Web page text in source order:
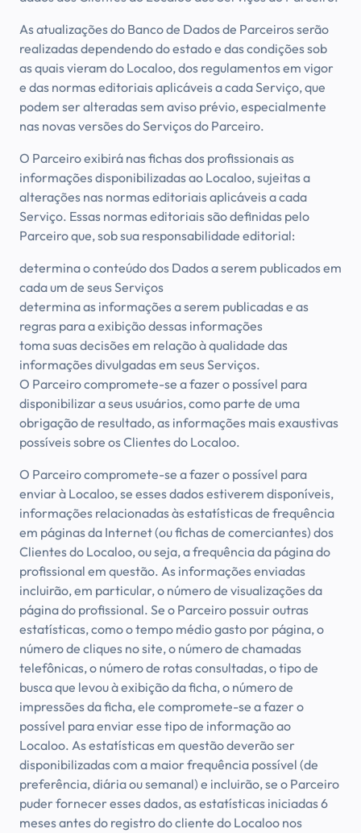
As atualizações do Banco de Dados de Parceiros serão
realizadas dependendo do estado e das condições sob
as quais vieram do Localoo, dos regulamentos em vigor
e das normas editoriais aplicáveis a cada Serviço, que
podem ser alteradas sem aviso prévio, especialmente
nas novas versões do Serviços do Parceiro.
O Parceiro exibirá nas fichas dos profissionais as
informações disponibilizadas ao Localoo, sujeitas a
alterações nas normas editoriais aplicáveis a cada
Serviço. Essas normas editoriais são definidas pelo
Parceiro que, sob sua responsabilidade editorial:
determina o conteúdo dos Dados a serem publicados em
cada um de seus Serviços
determina as informações a serem publicadas e as
regras para a exibição dessas informações
toma suas decisões em relação à qualidade das
informações divulgadas em seus Serviços.
O Parceiro compromete-se a fazer o possível para
disponibilizar a seus usuários, como parte de uma
obrigação de resultado, as informações mais exaustivas
possíveis sobre os Clientes do Localoo.
O Parceiro compromete-se a fazer o possível para
enviar à Localoo, se esses dados estiverem disponíveis,
informações relacionadas às estatísticas de frequência
em páginas da Internet (ou fichas de comerciantes) dos
Clientes do Localoo, ou seja, a frequência da página do
profissional em questão. As informações enviadas
incluirão, em particular, o número de visualizações da
página do profissional. Se o Parceiro possuir outras
estatísticas, como o tempo médio gasto por página, o
número de cliques no site, o número de chamadas
telefônicas, o número de rotas consultadas, o tipo de
busca que levou à exibição da ficha, o número de
impressões da ficha, ele compromete-se a fazer o
possível para enviar esse tipo de informação ao
Localoo. As estatísticas em questão deverão ser
disponibilizadas com a maior frequência possível (de
preferência, diária ou semanal) e incluirão, se o Parceiro
puder fornecer esses dados, as estatísticas iniciadas 6
meses antes do registro do cliente do Localoo nos